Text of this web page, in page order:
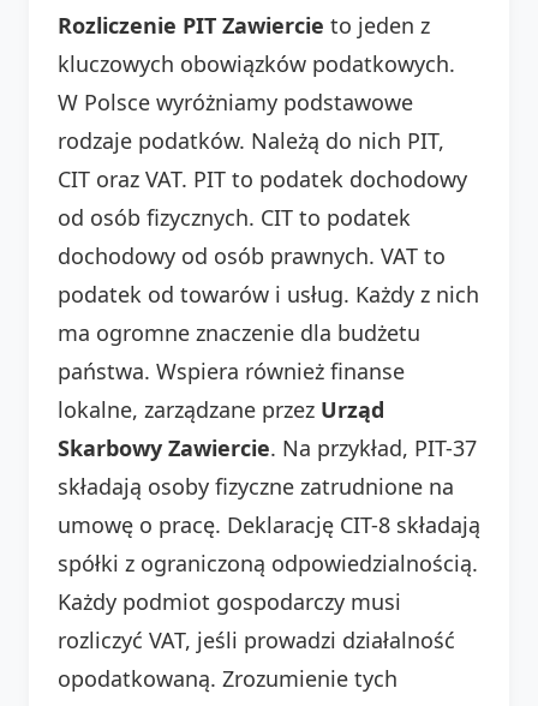
Rozliczenie PIT Zawiercie to jeden z
kluczowych obowiązków podatkowych.
W Polsce wyróżniamy podstawowe
rodzaje podatków. Należą do nich PIT,
CIT oraz VAT. PIT to podatek dochodowy
od osób fizycznych. CIT to podatek
dochodowy od osób prawnych. VAT to
podatek od towarów i usług. Każdy z nich
ma ogromne znaczenie dla budżetu
państwa. Wspiera również finanse
lokalne, zarządzane przez Urząd
Skarbowy Zawiercie. Na przykład, PIT-37
składają osoby fizyczne zatrudnione na
umowę o pracę. Deklarację CIT-8 składają
spółki z ograniczoną odpowiedzialnością.
Każdy podmiot gospodarczy musi
rozliczyć VAT, jeśli prowadzi działalność
opodatkowaną. Zrozumienie tych